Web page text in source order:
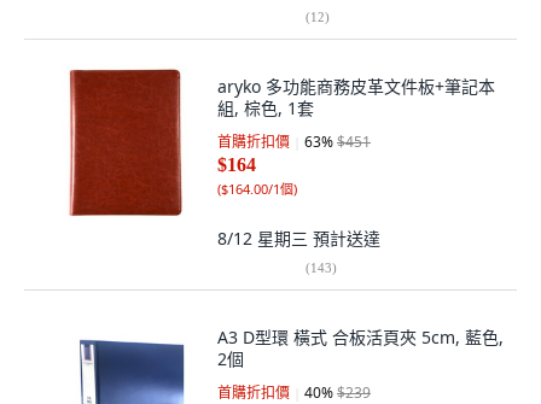
(12)
aryko 多功能商務皮革文件板+筆記本
組, 棕色, 1套
首購折扣價 63%$451
$164
($164.00/1個)
8/12 星期三 預計送達
(143)
A3 D型環 橫式 合板活頁夾 5cm, 藍色,
2個
首購折扣價 40%$239